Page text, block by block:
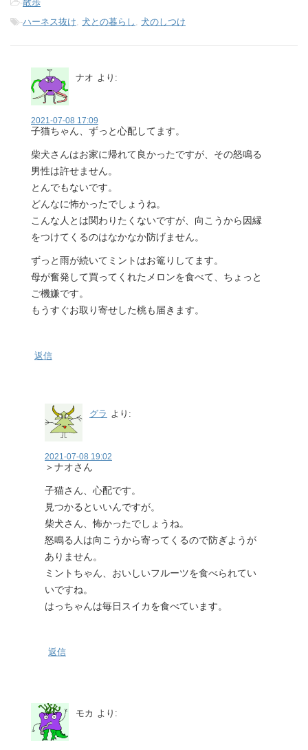
-散歩
-ハーネス抜け 犬との暮らし 犬のしつけ
ナオ より:
2021-07-08 17:09
子猫ちゃん、ずっと心配してます。
柴犬さんはお家に帰れて良かったですが、その怒鳴る
男性は許せません。
とんでもないです。
どんなに怖かったでしょうね。
こんな人とは関わりたくないですが、向こうから因縁
をつけてくるのはなかなか防げません。
ずっと雨が続いてミントはお篭りしてます。
母が奮発して買ってくれたメロンを食べて、ちょっと
ご機嫌です。
もうすぐお取り寄せした桃も届きます。
返信
グラ より:
2021-07-08 19:02
＞ナオさん
子猫さん、心配です。
見つかるといいんですが。
柴犬さん、怖かったでしょうね。
怒鳴る人は向こうから寄ってくるので防ぎようが
ありません。
ミントちゃん、おいしいフルーツを食べられてい
いですね。
はっちゃんは毎日スイカを食べています。
返信
モカ より: